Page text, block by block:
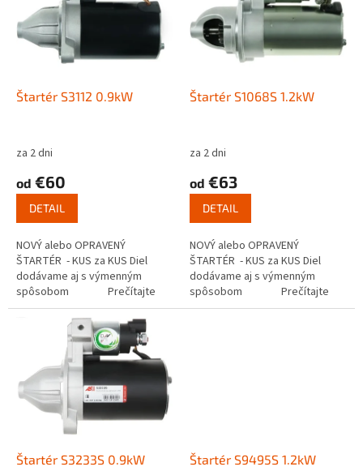
Štartér S3112 0.9kW
za 2 dni
od €60
DETAIL
NOVÝ alebo OPRAVENÝ
ŠTARTÉR - KUS za KUS Diel
dodávame aj s výmenným
spôsobom Prečítajte
si ako funguje...
Štartér S1068S 1.2kW
za 2 dni
od €63
DETAIL
NOVÝ alebo OPRAVENÝ
ŠTARTÉR - KUS za KUS Diel
dodávame aj s výmenným
spôsobom Prečítajte
si ako funguje...
Štartér S3233S 0.9kW Štartér S9495S 1.2kW